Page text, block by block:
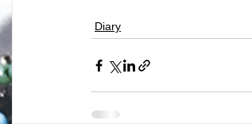
Diary